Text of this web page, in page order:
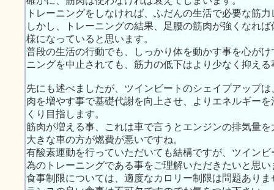
トレーニングをしなければ、ふだんの生活で必要な筋
しかし、トレーニングの結果、足腰の筋肉が強くなれ
様になっていると思います。
普段の生活の行動でも、しっかり体を動かす事を心が
ニングを中止されても、筋力の低下はより少なく抑え
先にも述べましたが、ツインビートのシェイプアップ
肉を増やす事で基礎代謝を向上させ、よりエネルギー
くり目指します。
筋肉が増える事、これは車で言うとエンジンの排気量
大きな車の方が燃費が悪いですね。
有酸素運動を行っていただいても結構ですが、ツイン
為のトレーニングである事をご理解いただきたいと思い
食事制限については、適度なカロリー制限は問題あり